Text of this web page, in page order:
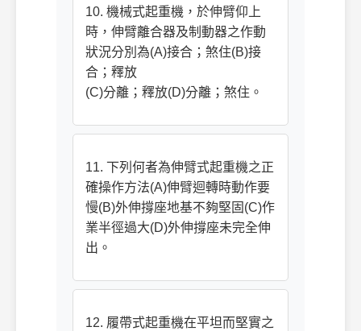
10. 機械式起重機，於伸臂仰上
時，伸臂離合器及制動器之作動
狀況分別為(A)接合；煞住(B)接
合；釋放
(C)分離；釋放(D)分離；煞住。
11. 下列何者為伸臂式起重機之正
確操作方法(A)伸臂迴轉時動作要
慢(B)外伸撐座地基不夠堅固(C)作
業半徑過大(D)外伸撐座未完全伸
出。
12. 履帶式起重機在平坦而堅實之